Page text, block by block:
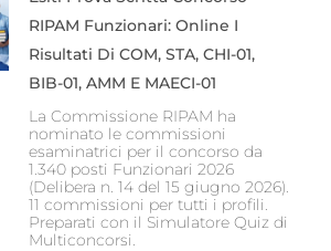
RIPAM Funzionari: Online I
Risultati Di COM, STA, CHI-01,
BIB-01, AMM E MAECI-01
La Commissione RIPAM ha
nominato le commissioni
esaminatrici per il concorso da
1.340 posti Funzionari 2026
(Delibera n. 14 del 15 giugno 2026).
11 commissioni per tutti i profili.
Preparati con il Simulatore Quiz di
Multiconcorsi.